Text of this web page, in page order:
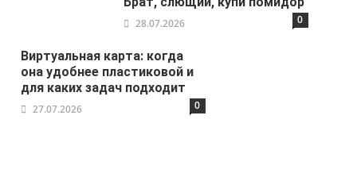
28.07.2026 0
Виртуальная карта: когда
она удобнее пластиковой и
для каких задач подходит
27.07.2026 0